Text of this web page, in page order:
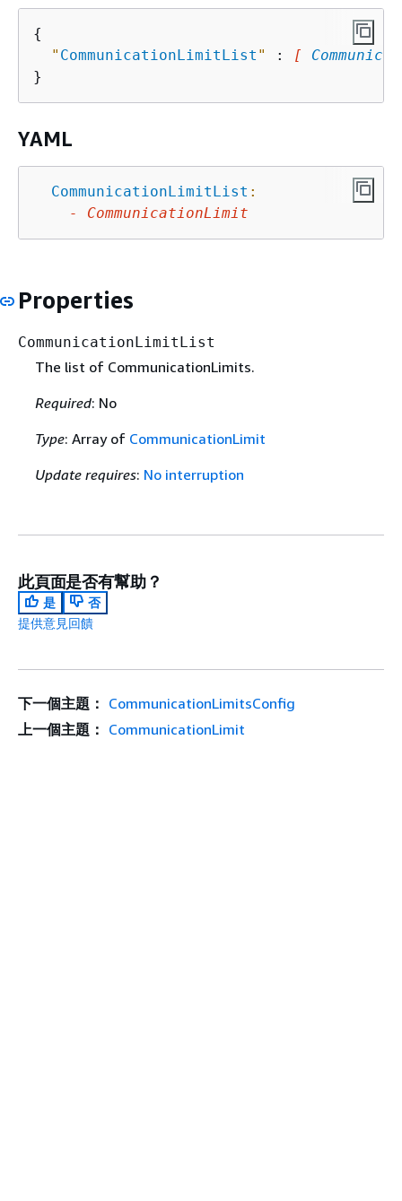
{
" CommunicationLimitList " : [
YAML
CommunicationLimitList :
-
CommunicationLimit
Properties
CommunicationLimitList
The list of CommunicationLimits.
Required: No
Type: Array of CommunicationLimit
Update requires: No interruption
此頁面是否有幫助？
是
否
提供意見回饋
下一個主題： CommunicationLimitsConfig
上一個主題： CommunicationLimit